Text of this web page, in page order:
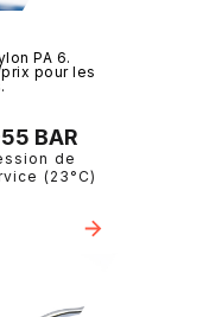
PA 6.
pour les
BAR
de
(23°C)